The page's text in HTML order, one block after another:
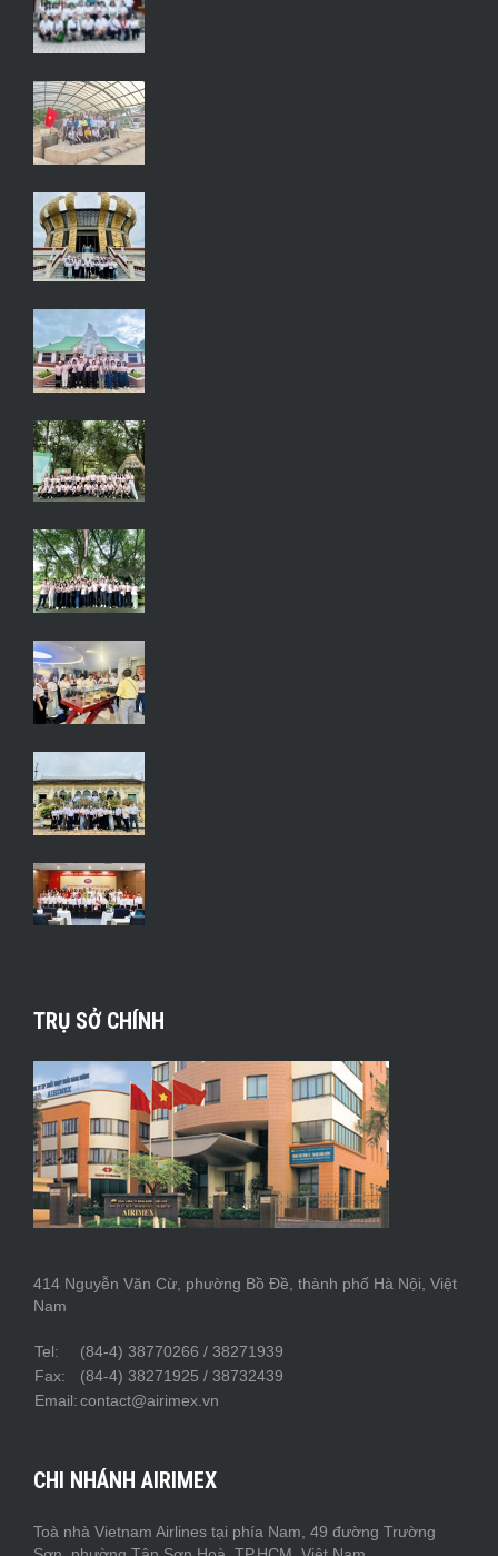
TRỤ SỞ CHÍNH
414 Nguyễn Văn Cừ, phường Bồ Đề, thành phố Hà Nội, Việt
Nam
Tel:
(84-4) 38770266 / 38271939
Fax:
(84-4) 38271925 / 38732439
Email:contact@airimex.vn
CHI NHÁNH AIRIMEX
Toà nhà Vietnam Airlines tại phía Nam, 49 đường Trường